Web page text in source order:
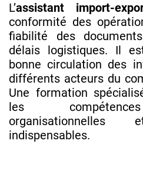
L’assistant import-
conformité des
fiabilité des
délais logistiques. Il
bonne circulation des
différents acteurs du
Une formation
les
organisationnelles
indispensables.